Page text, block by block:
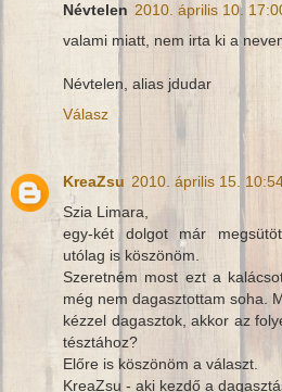
Névtelen 2010. április 10.
valami miatt, nem irta ki a
Névtelen, alias jdudar
Válasz
KreaZsu 2010. április 15.
Szia Limara,
egy-két dolgot már
utólag is köszönöm.
Szeretném most ezt a
még nem dagasztottam soha.
kézzel dagasztok, akkor az
tésztához?
Előre is köszönöm a választ.
KreaZsu - aki kezdő a